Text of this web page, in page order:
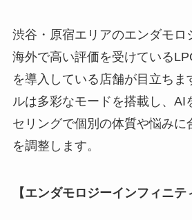
渋谷・原宿エリアのエンダモロ
海外で高い評価を受けている
を導入している店舗が目立ちま
ルは多彩なモードを搭載し、AI
セリングで個別の体質や悩みに
を調整します。
【エンダモロジーインフィニテ